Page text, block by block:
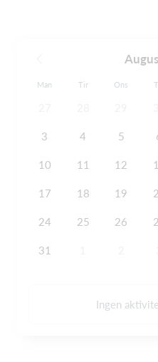
Man Tir Ons
3 4 5
10 11 12
17 18 19
24 25 26
31
Ingen